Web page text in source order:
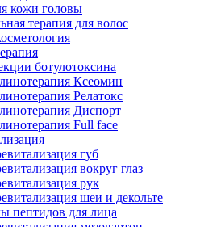
кожи головы
терапия для волос
ботулотоксина
Ксеомин
Релатокс
Диспорт
Full face
губ
вокруг глаз
рук
шеи и декольте
пептидов для лица